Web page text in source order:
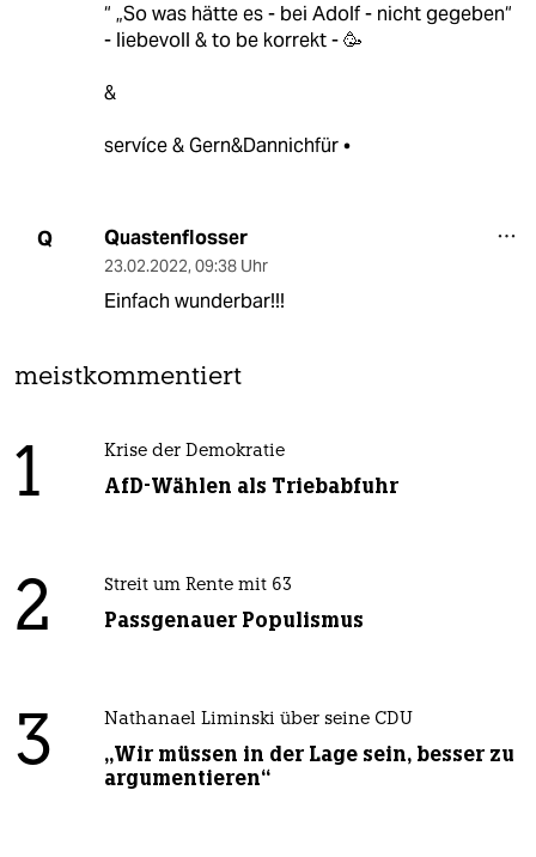
“ „So was hätte es - bei Adolf - nicht gegeben“
- liebevoll & to be korrekt - 🥳
&
servíce & Gern&Dannichfür •
Q Quastenflosser
23.02.2022, 09:38 Uhr
Einfach wunderbar!!!
meistkommentiert
1 Krise der Demokratie
AfD-Wählen als Triebabfuhr
2 Streit um Rente mit 63
Passgenauer Populismus
3 Nathanael Liminski über seine CDU
„Wir müssen in der Lage sein, besser zu
argumentieren“